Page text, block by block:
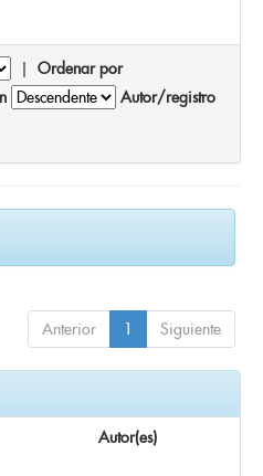
| Ordenar por
Autor/registro
Anterior 1 Siguiente
Autor(es)